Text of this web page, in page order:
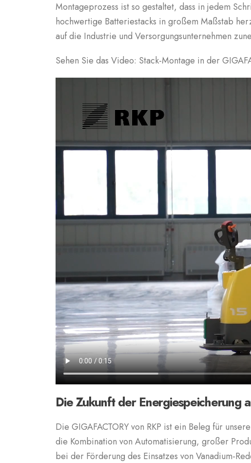
Montageprozess ist so gestaltet, dass in jedem
hochwertige Batteriestacks in großem Maßstab
auf die Industrie und Versorgungsunternehmen
Sehen Sie das Video: Stack-Montage in der
Die Zukunft der Energiespeicherung
Die GIGAFACTORY von RKP ist ein Beleg für
die Kombination von Automatisierung, großer
bei der Förderung des Einsatzes von Vanadium-